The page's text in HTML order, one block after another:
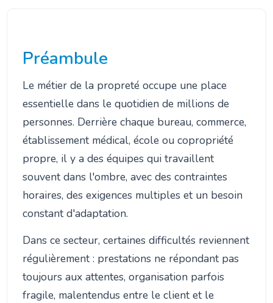
Préambule
Le métier de la propreté occupe une place
essentielle dans le quotidien de millions de
personnes. Derrière chaque bureau, commerce,
établissement médical, école ou copropriété
propre, il y a des équipes qui travaillent
souvent dans l'ombre, avec des contraintes
horaires, des exigences multiples et un besoin
constant d'adaptation.
Dans ce secteur, certaines difficultés reviennent
régulièrement : prestations ne répondant pas
toujours aux attentes, organisation parfois
fragile, malentendus entre le client et le